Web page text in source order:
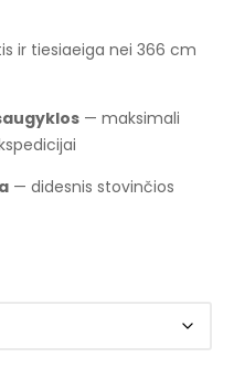
ir tiesiaeiga nei 366 cm
— maksimali
— didesnis stovinčios